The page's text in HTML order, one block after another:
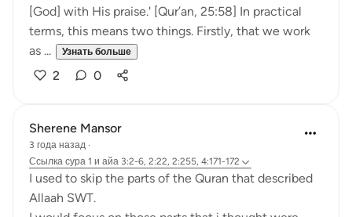
[God] with His praise.' [Qur’an, 25:58] In practical
terms, this means two things. Firstly, that we work
as ...
Узнать больше
2 0
Sherene Mansor
3 года назад ·
Ссылка сура 1 и айа 3:2-6, 2:22, 2:255, 4:171-172
I used to skip the parts of the Quran that described
Allaah SWT.